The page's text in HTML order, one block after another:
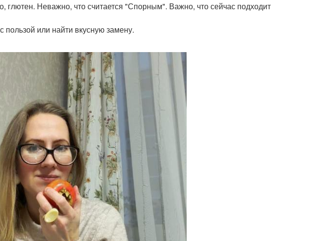
глютен. Неважно, что считается "Спорным". Важно, что сейчас подходит
пользой или найти вкусную замену.